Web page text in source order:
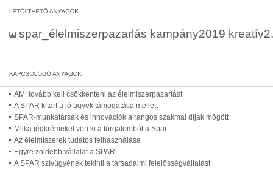
spar_élelmiszerpazarlás kampány2019
AM: tovább kell csökkenteni az élelmiszerpazarlást
A SPAR kitart a jó ügyek támogatása mellett
SPAR-munkatársak és innovációk a rangos szakmai díjak mögött
Milka jégkrémeket von ki a forgalomból a Spar
Az élelmiszerek tudatos felhasználása
Egyre zöldebb vállalat a SPAR
A SPAR szívügyének tekinti a társadalmi felelősségvállalást